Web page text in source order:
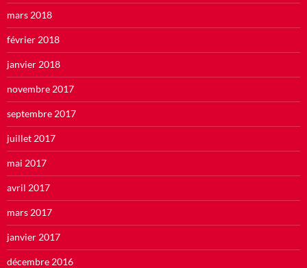
mars 2018
février 2018
janvier 2018
novembre 2017
septembre 2017
juillet 2017
mai 2017
avril 2017
mars 2017
janvier 2017
décembre 2016